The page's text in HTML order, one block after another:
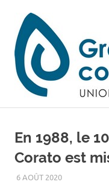
content
En 1988, le
Corato est
6 AOÛT 2020ADMIN
BRÈVES DU